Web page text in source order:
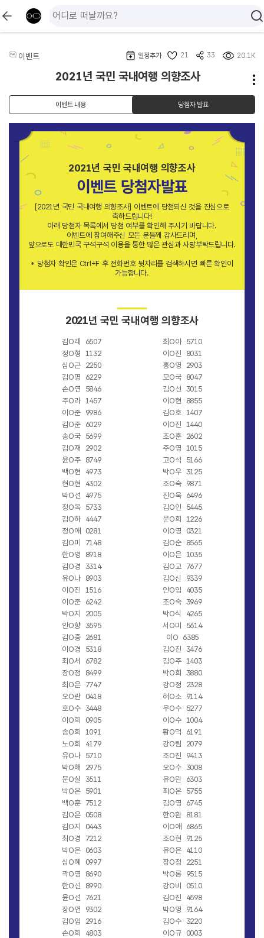
일정추가 21 33 20.1K
이벤트
2021년 국민 국내여행 의향조사
이벤트 내용 당첨자 발표
2021년 국민 국내여행 의향조사
이벤트 당첨자발표
[2021년 국민 국내여행 의향조사] 이벤트에 당첨되신 것을 진심으로
축하드립니다!
아래 당첨자 목록에서 당첨 여부를 확인해 주시기 바랍니다.
이벤트에 참여해주신 모든 분들께 감사드리며,
앞으로도 대한민국 구석구석 이용을 통한 많은 관심과 사랑부탁드립니다.
* 당첨자 확인은 Ctrl+F 후 전화번호 뒷자리를 검색하시면 빠른 확인이
가능합니다.
2021년 국민 국내여행 의향조사
김O래 6507 최O아
5710
정O형
1132 이O진
8031
심O근
2250 홍O영
2903
김O명
6229 모O국
8047
손O연
5846 김O선 3015
주O라
1457 이O현
8855
이O준
9986 김O호
1407
김O준
6029 이O진
1440
송O국
5699 조O훈
2602
김O재
2902 주O영
1015
윤O주
8749 고O석
5166
백O현
4973 박O우 3125
현O현
4302 조O숙
9871
박O선
4975 진O욱
6496
정O옥
5733 김O인
5445
김O하
4447 문O희
1226
정O애
0281 이O영
0321
김O미
7148 김O순
8565
한O영
8918 이O은
1035
김O경 3314 김O교
7677
유O나
8903 김O신
9339
이O진
1516 안O임
4035
이O준
6242 조O숙 3969
박O지
2005 박O식
4265
안O향 3595 서O미
5614
김O중
2681 이O 6385
이O경
5318 김O진 3476
최O서
6782 김O주
1403
장O정
8499 박O희
3880
최O은
7747 강O정
2328
오O란
0418 허O소
9114
호O수 3448 우O수
5277
이O희
0905 이O수
1004
송O희
1091 황O덕
6191
노O희
4179 강O림
2079
유O나
5710 조O진
9413
박O해
2975 오O수 3008
문O실
3511 유O완
6303
박O은
5901 최O은
5755
백O훈
7512 김O영
6745
김O은
0508 한O환
8181
김O지
0443 이O애
6865
최O경
7212 조O현
9125
박O은
0603 유O은
4110
심O혜
0997 장O정
2251
곽O영
8690 박O롱
9515
한O선
8990 강O비
0510
윤O선
7621 김O진
4598
장O연
9302 박O영
9164
김O임
2916 김O수 3220
손O희
4803 이O규
0003